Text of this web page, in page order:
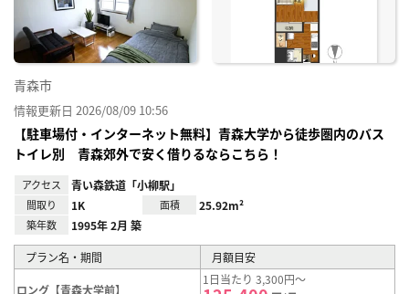
青森市
情報更新日 2026/08/09 10:56
【駐車場付・インターネット無料】青森大学から徒歩圏内のバス
トイレ別 青森郊外で安く借りるならこちら！
アクセス 青い森鉄道「小柳駅」
間取り 1K 面積 25.92m²
築年数 1995年 2月 築
プラン名・期間 月額目安
ロング【青森大学前】
1日当たり 3,300円～